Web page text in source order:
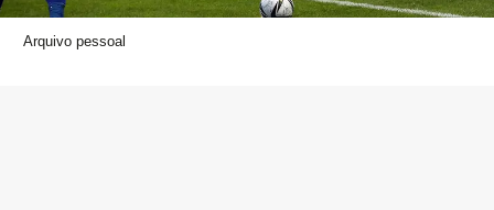
Arquivo pessoal